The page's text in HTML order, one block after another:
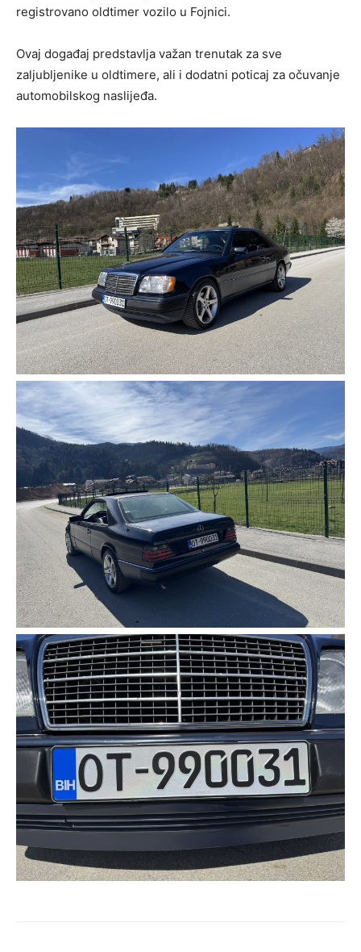
registrovano oldtimer vozilo u Fojnici.
Ovaj događaj predstavlja važan trenutak za sve
zaljubljenike u oldtimere, ali i dodatni poticaj za očuvanje
automobilskog naslijeđa.